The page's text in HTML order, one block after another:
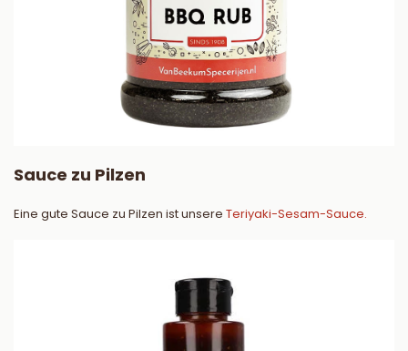
Sauce zu Pilzen
Eine gute Sauce zu Pilzen ist unsere Teriyaki-Sesam-Sauce.